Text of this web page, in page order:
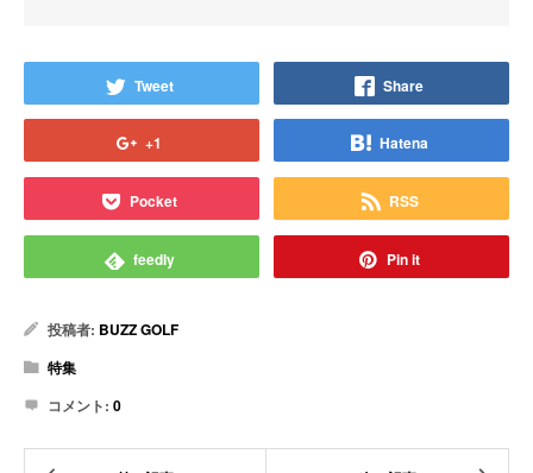
Tweet Share
+1 Hatena
Pocket RSS
feedly Pin it
投稿者: BUZZ GOLF
特集
コメント: 0